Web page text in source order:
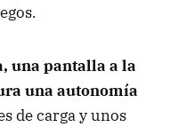
una pantalla a la
una autonomía
de carga y unos